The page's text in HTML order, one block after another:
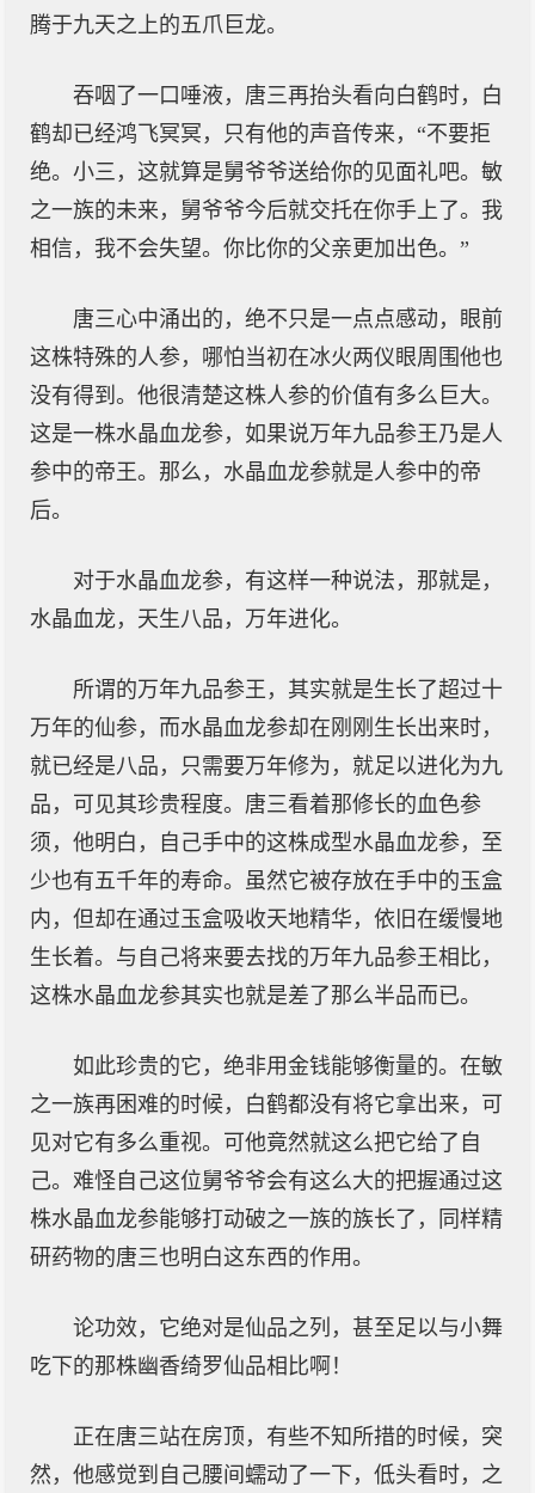
腾于九天之上的五爪巨龙。
吞咽了一口唾液，唐三再抬头看向白鹤时，白
鹤却已经鸿飞冥冥，只有他的声音传来，“不要拒
绝。小三，这就算是舅爷爷送给你的见面礼吧。敏
之一族的未来，舅爷爷今后就交托在你手上了。我
相信，我不会失望。你比你的父亲更加出色。”
唐三心中涌出的，绝不只是一点点感动，眼前
这株特殊的人参，哪怕当初在冰火两仪眼周围他也
没有得到。他很清楚这株人参的价值有多么巨大。
这是一株水晶血龙参，如果说万年九品参王乃是人
参中的帝王。那么，水晶血龙参就是人参中的帝
后。
对于水晶血龙参，有这样一种说法，那就是，
水晶血龙，天生八品，万年进化。
所谓的万年九品参王，其实就是生长了超过十
万年的仙参，而水晶血龙参却在刚刚生长出来时，
就已经是八品，只需要万年修为，就足以进化为九
品，可见其珍贵程度。唐三看着那修长的血色参
须，他明白，自己手中的这株成型水晶血龙参，至
少也有五千年的寿命。虽然它被存放在手中的玉盒
内，但却在通过玉盒吸收天地精华，依旧在缓慢地
生长着。与自己将来要去找的万年九品参王相比，
这株水晶血龙参其实也就是差了那么半品而已。
如此珍贵的它，绝非用金钱能够衡量的。在敏
之一族再困难的时候，白鹤都没有将它拿出来，可
见对它有多么重视。可他竟然就这么把它给了自
己。难怪自己这位舅爷爷会有这么大的把握通过这
株水晶血龙参能够打动破之一族的族长了，同样精
研药物的唐三也明白这东西的作用。
论功效，它绝对是仙品之列，甚至足以与小舞
吃下的那株幽香绮罗仙品相比啊！
正在唐三站在房顶，有些不知所措的时候，突
然，他感觉到自己腰间蠕动了一下，低头看时，之